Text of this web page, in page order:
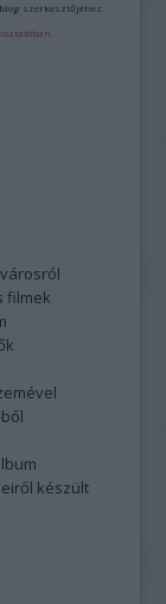
szerkesztőjéhez.
filmek
készült